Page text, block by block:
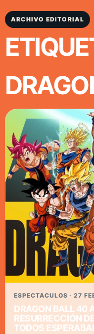
ARCHIVO EDITORIAL
ESPECTACULOS · 27
DRAGON BALL 40
RESURRECCIÓN
TODOS